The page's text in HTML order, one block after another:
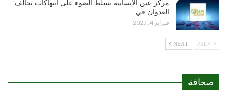
مركز عين الإنسانية يسلط الضوء على انتهاكات تحالف
العدوان في…
فبراير 4, 2025
NEXT
صحافة